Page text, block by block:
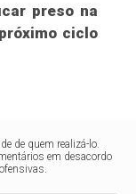
preso na
ciclo
de quem realizá-lo.
em desacordo